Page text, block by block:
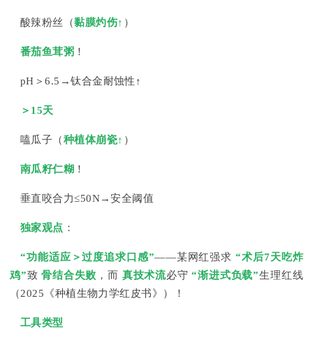
酸辣粉丝（黏膜灼伤↑ ）
番茄鱼茸粥 ！
pH＞6.5→钛合金耐蚀性↑
＞15天
嗑瓜子（种植体崩瓷↑ ）
南瓜籽仁糊 ！
垂直咬合力≤50N→安全阈值
独家观点 ：
“功能适应＞过度追求口感”——某网红强求“术后7天吃炸
鸡”致骨结合失败 ，而 真技术流必守“渐进式负载”生理红线
（2025《种植生物力学红皮书》）！
工具类型